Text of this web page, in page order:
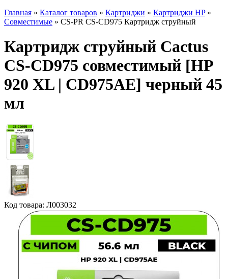
Главная » Каталог товаров » Картриджи » Картриджи HP»
Совместимые » CS-PR CS-CD975 Картридж струйный
Картридж струйный Cactus
CS-CD975 совместимый [HP
920 XL | CD975AE] черный 45
мл
Код товара: Л003032